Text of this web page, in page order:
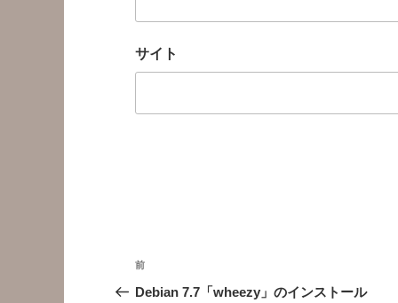
サイト
投
稿
前
の
前
Debian 7.7「wheezy」のインストール